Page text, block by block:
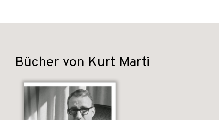
Bücher von Kurt Marti